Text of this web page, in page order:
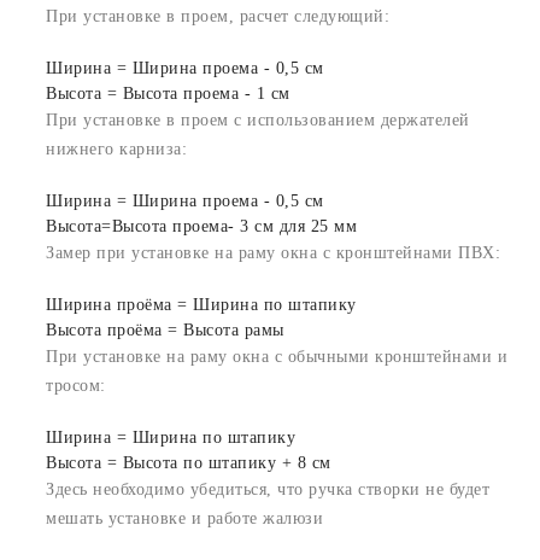
При установке в проем, расчет следующий:
Ширина = Ширина проема - 0,5 см
Высота = Высота проема - 1 см
При установке в проем с использованием держателей
нижнего карниза:
Ширина = Ширина проема - 0,5 см
Высота=Высота проема- 3 см для 25 мм
Замер при установке на раму окна с кронштейнами ПВХ:
Ширина проёма = Ширина по штапику
Высота проёма = Высота рамы
При установке на раму окна с обычными кронштейнами и
тросом:
Ширина = Ширина по штапику
Высота = Высота по штапику + 8 см
Здесь необходимо убедиться, что ручка створки не будет
мешать установке и работе жалюзи